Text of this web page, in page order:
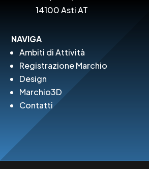
14100 Asti AT
NAVIGA
Ambiti di Attività
Registrazione Marchio
Design
Marchio3D
Contatti